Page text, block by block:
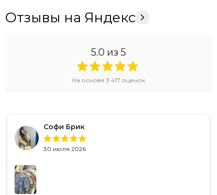
Отзывы на Яндекс
5.0 из 5
На основе 3 417 оценок
Софи Брик
30 июля 2026